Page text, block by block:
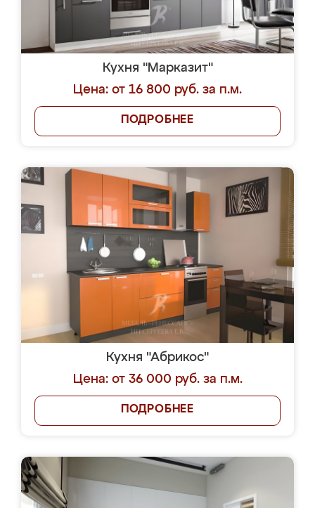
Кухня "Марказит"
Цена: от 16 800 руб. за п.м.
ПОДРОБНЕЕ
Кухня "Абрикос"
Цена: от 36 000 руб. за п.м.
ПОДРОБНЕЕ